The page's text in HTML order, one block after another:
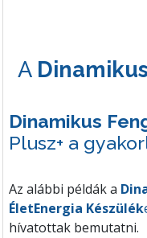
A
Dinamikus
Plusz+ a
Az alábbi példák a
ÉletEnergia Készülék
hívatottak bemutatni.